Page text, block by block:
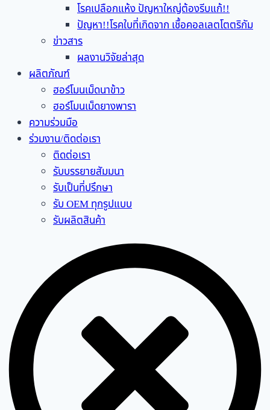
โรคเปลือกแห้ง ปัญหาใหญ่ต้องรีบแก้!!
ปัญหา!!โรคใบที่เกิดจาก เชื้อคอลเลตโตตริกัม
ข่าวสาร
ผลงานวิจัยล่าสุด
ผลิตภัณฑ์
ฮอร์โมนเม็ดนาข้าว
ฮอร์โมนเม็ดยางพารา
ความร่วมมือ
ร่วมงาน/ติดต่อเรา
ติดต่อเรา
รับบรรยายสัมมนา
รับเป็นที่ปรึกษา
รับ OEM ทุกรูปแบบ
รับผลิตสินค้า